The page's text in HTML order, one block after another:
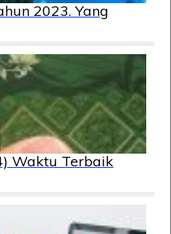
2023. Yang
Waktu Terbaik